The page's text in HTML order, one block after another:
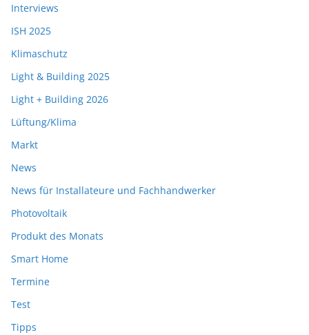
Interviews
ISH 2025
Klimaschutz
Light & Building 2025
Light + Building 2026
Lüftung/Klima
Markt
News
News für Installateure und Fachhandwerker
Photovoltaik
Produkt des Monats
Smart Home
Termine
Test
Tipps